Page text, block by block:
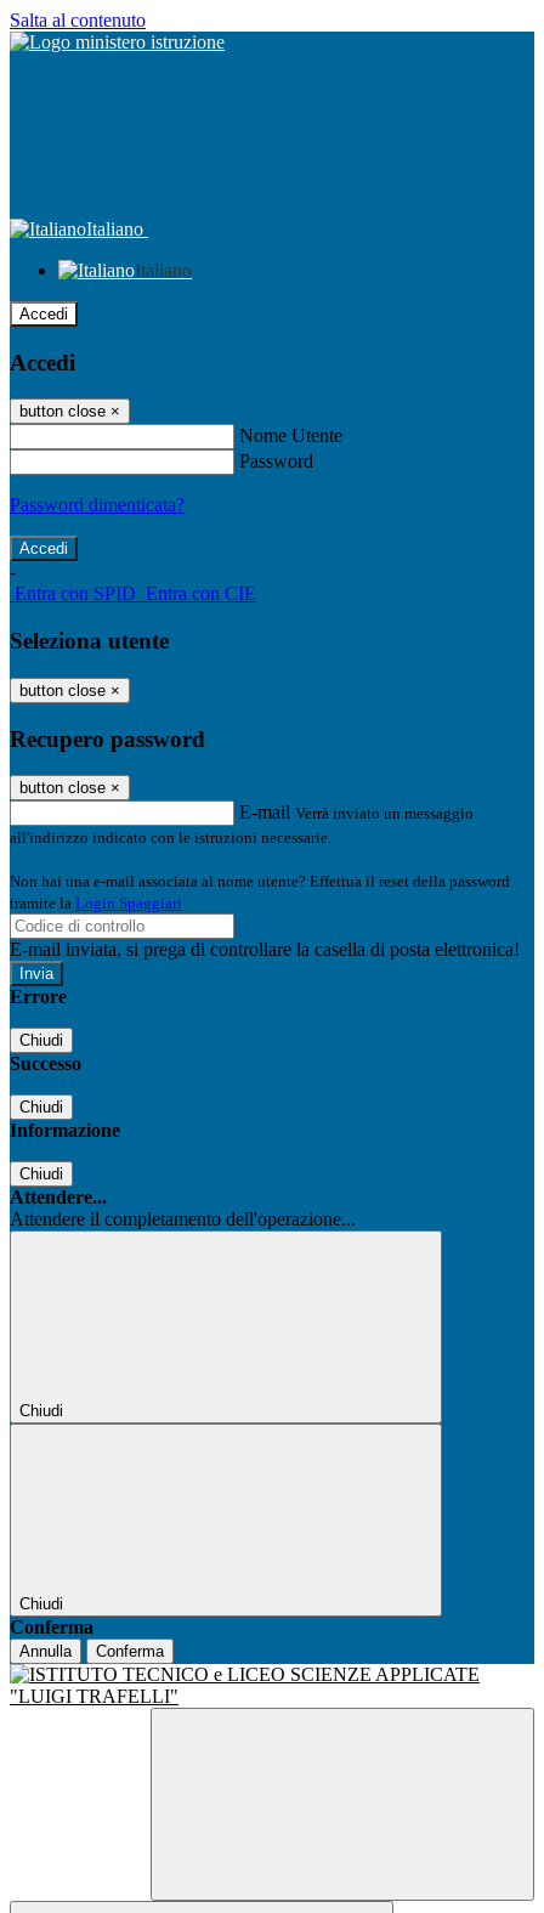
Salta al contenuto
Italiano
Italiano
Accedi
Accedi
button close ×
Nome Utente
Password
Password dimenticata?
-
Entra con SPID Entra con CIE
Seleziona utente
button close ×
Recupero password
button close ×
E-mail Verrà inviato un messaggio
all'indirizzo indicato con le istruzioni necessarie.
Non hai una e-mail associata al nome utente? Effettua il reset della password
tramite la Login Spaggiari
E-mail inviata, si prega di controllare la casella di posta elettronica!
Errore
Chiudi
Successo
Chiudi
Informazione
Chiudi
Attendere...
Attendere il completamento dell'operazione...
Chiudi
Chiudi
Conferma
Annulla Conferma